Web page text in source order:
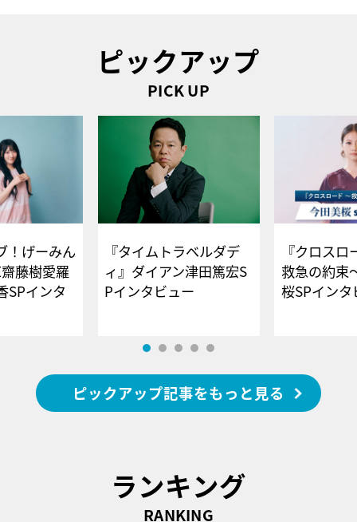
ピックアップ
PICK UP
！げーみん
藤樹愛羅
SPインタ
『タイムトラベルダデ
ィ』ダイアン津田篤宏S
Pインタビュー
『クロス
救急の約束
桜SPイ
ピックアップ記事をもっと見る
ランキング
RANKING